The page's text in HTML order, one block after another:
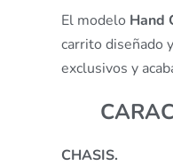
El modelo Hand
carrito diseñado
exclusivos y
CHASIS.